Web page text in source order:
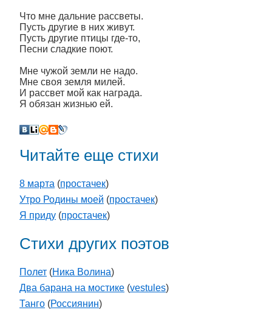
Что мне дальние рассветы.
Пусть другие в них живут.
Пусть другие птицы где-то,
Песни сладкие поют.
Мне чужой земли не надо.
Мне своя земля милей.
И рассвет мой как награда.
Я обязан жизнью ей.
Читайте еще стихи
8 марта (простачек)
Утро Родины моей (простачек)
Я приду (простачек)
Стихи других поэтов
Полет (Ника Волина)
Два барана на мостике (vestules)
Танго (Россиянин)